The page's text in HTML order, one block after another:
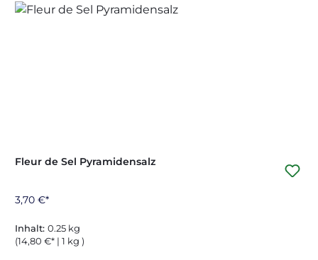
Fleur de Sel Pyramidensalz
3,70 €*
Inhalt: 0.25 kg
(14,80 €* | 1 kg )